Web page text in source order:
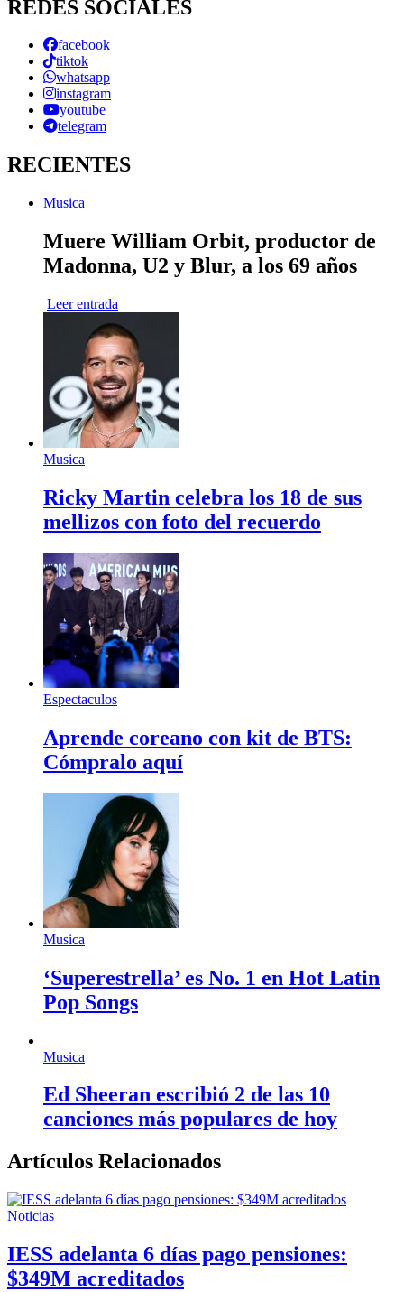
REDES SOCIALES
facebook
tiktok
whatsapp
instagram
youtube
telegram
RECIENTES
Musica
Muere William Orbit, productor de
Madonna, U2 y Blur, a los 69 años
Leer entrada
Musica
Ricky Martin celebra los 18 de sus
mellizos con foto del recuerdo
Espectaculos
Aprende coreano con kit de BTS:
Cómpralo aquí
Musica
‘Superestrella’ es No. 1 en Hot Latin
Pop Songs
Musica
Ed Sheeran escribió 2 de las 10
canciones más populares de hoy
Artículos Relacionados
Noticias
IESS adelanta 6 días pago pensiones:
$349M acreditados